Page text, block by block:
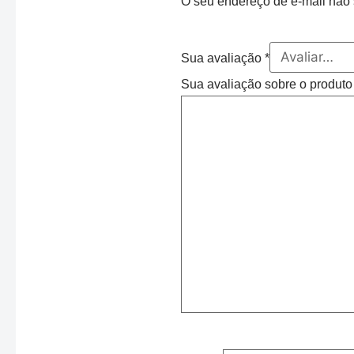
Sua avaliação *
Sua avaliação sobre o produto